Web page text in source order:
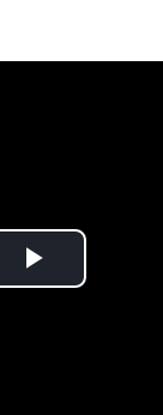
Play